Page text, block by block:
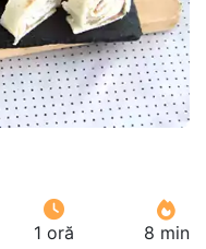
1 oră 8 min